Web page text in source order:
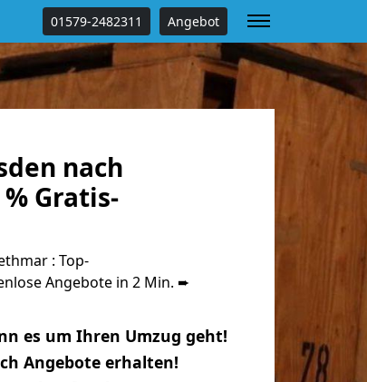
01579-2482311 Angebot
nach
Gratis-
: Top-
Angebote in 2 Min. ➨
es um Ihren Umzug geht!
Angebote erhalten!